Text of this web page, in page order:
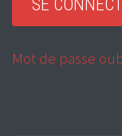
Mot de passe